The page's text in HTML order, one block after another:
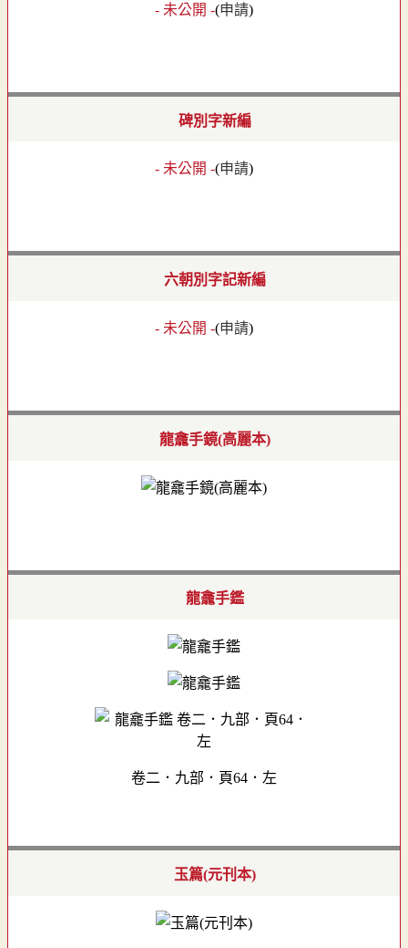
- 未公開 -(申請)
碑別字新編
- 未公開 -(申請)
六朝別字記新編
- 未公開 -(申請)
龍龕手鏡(高麗本)
龍龕手鑑
卷二．九部．頁64．左
玉篇(元刊本)